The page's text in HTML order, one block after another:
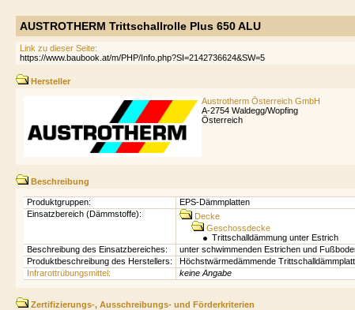
AUSTROTHERM Trittschallrolle Plus 650 ALU
Link zu dieser Seite:
Hersteller
Austrotherm Österreich GmbH
A-2754 Waldegg/Wopfing
Österreich
Beschreibung
Produktgruppen:
EPS-Dämmplatten
Einsatzbereich (Dämmstoffe):
Decke
Geschossdecke
Trittschalldämmung unter Estrich
Beschreibung des Einsatzbereiches:
unter schwimmenden Estrichen und
Produktbeschreibung des Herstellers:
Höchstwärmedämmende
Infrarottrübungsmittel:
keine Angabe
Zertifizierungs-, Ausschreibungs- und Förderkriterien